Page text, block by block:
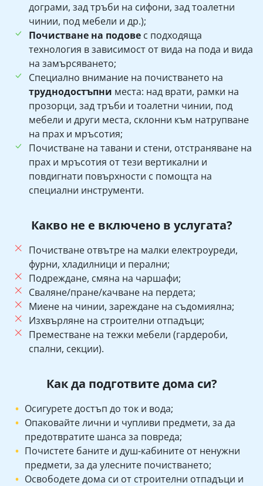
дограми, зад тръби на сифони, зад тоалетни
чинии, под мебели и др.);
Почистване на подове с подходяща
технология в зависимост от вида на пода и вида
на замърсяването;
Специално внимание на почистването на
труднодостъпни места: над врати, рамки на
прозорци, зад тръби и тоалетни чинии, под
мебели и други места, склонни към натрупване
на прах и мръсотия;
Почистване на тавани и стени, отстраняване на
прах и мръсотия от тези вертикални и
повдигнати повърхности с помощта на
специални инструменти.
Какво не е включено в услугата?
Почистване отвътре на малки електроуреди,
фурни, хладилници и перални;
Подреждане, смяна на чаршафи;
Сваляне/пране/качване на пердета;
Миене на чинии, зареждане на съдомиялна;
Изхвърляне на строителни отпадъци;
Преместване на тежки мебели (гардероби,
спални, секции).
Как да подготвите дома си?
Осигурете достъп до ток и вода;
Опаковайте лични и чупливи предмети, за да
предотвратите шанса за повреда;
Почистете баните и душ-кабините от ненужни
предмети, за да улесните почистването;
Освободете дома си от строителни отпадъци и